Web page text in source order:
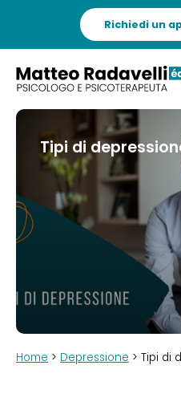
Richiedi un
Tipi di
Home > Depressione > Tipi di